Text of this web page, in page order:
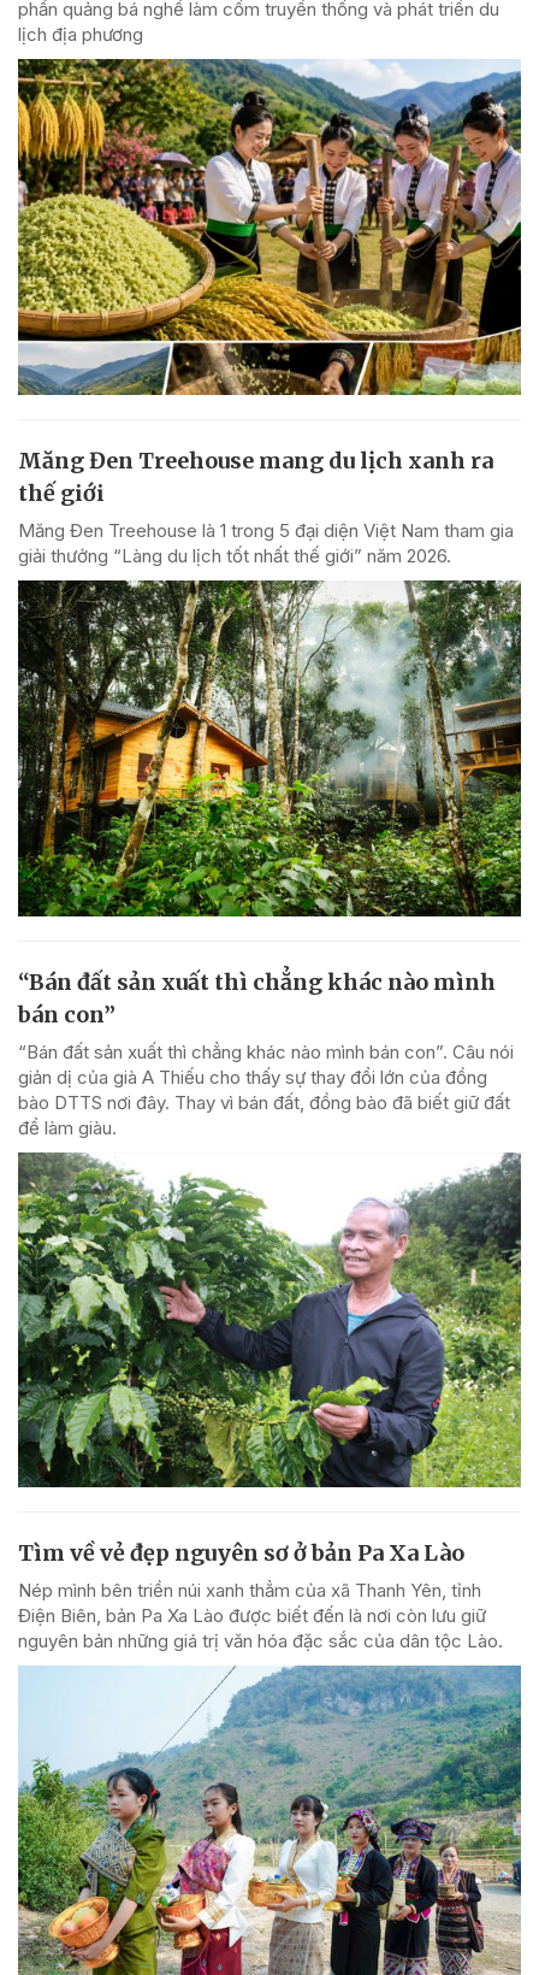
phần quảng bá nghề làm cốm truyền thống và phát triển du
lịch địa phương
Măng Đen Treehouse mang du lịch xanh ra
thế giới
Măng Đen Treehouse là 1 trong 5 đại diện Việt Nam tham gia
giải thưởng “Làng du lịch tốt nhất thế giới” năm 2026.
“Bán đất sản xuất thì chẳng khác nào mình
bán con”
“Bán đất sản xuất thì chẳng khác nào mình bán con”. Câu nói
giản dị của già A Thiếu cho thấy sự thay đổi lớn của đồng
bào DTTS nơi đây. Thay vì bán đất, đồng bào đã biết giữ đất
để làm giàu.
Tìm về vẻ đẹp nguyên sơ ở bản Pa Xa Lào
Nép mình bên triền núi xanh thẳm của xã Thanh Yên, tỉnh
Điện Biên, bản Pa Xa Lào được biết đến là nơi còn lưu giữ
nguyên bản những giá trị văn hóa đặc sắc của dân tộc Lào.